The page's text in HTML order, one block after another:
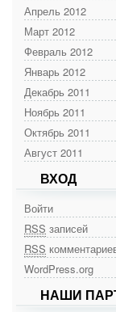
Апрель 2012
Март 2012
Февраль 2012
Январь 2012
Декабрь 2011
Ноябрь 2011
Октябрь 2011
Август 2011
ВХОД
Войти
RSS записей
RSS
WordPress.org
НАШИ